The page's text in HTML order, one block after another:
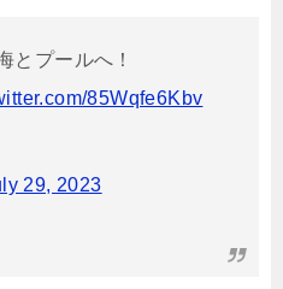
とプールへ！
85Wqfe6Kbv
29, 2023